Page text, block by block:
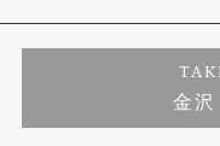
婚約ネックレス
ダイヤモンド
プロポーズサポート
ブランドリスト
お客様の声
金